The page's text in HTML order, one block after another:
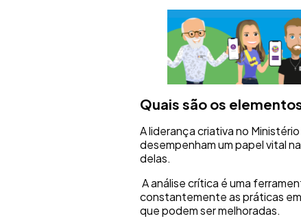
Quais são os
A liderança criativa no
desempenham um papel vital na
delas.
A análise crítica é uma
constantemente as práticas
que podem ser melhoradas.